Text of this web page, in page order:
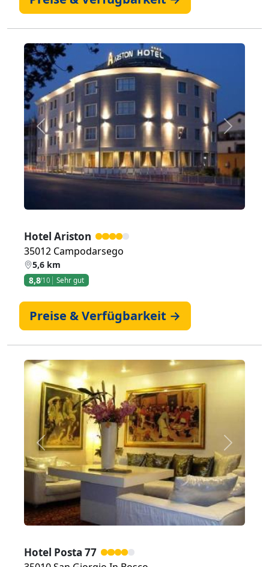
Zurück Weiter
Hotel Ariston
35012 Campodarsego
5,6 km
8,8/10 Sehr gut
Preise & Verfügbarkeit →
Zurück Weiter
Hotel Posta 77